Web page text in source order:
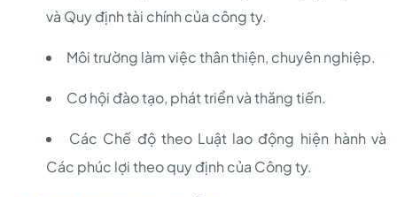
và Quy định tài chính của công ty.
Môi trường làm việc thân thiện, chuyên nghiệp.
Cơ hội đào tạo, phát triển và thăng tiến.
Các Chế độ theo Luật lao động hiện hành và
Các phúc lợi theo quy định của Công ty.